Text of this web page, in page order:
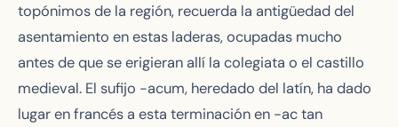
topónimos de la región, recuerda la antigüedad del
asentamiento en estas laderas, ocupadas mucho
antes de que se erigieran allí la colegiata o el castillo
medieval. El sufijo -acum, heredado del latín, ha dado
lugar en francés a esta terminación en -ac tan